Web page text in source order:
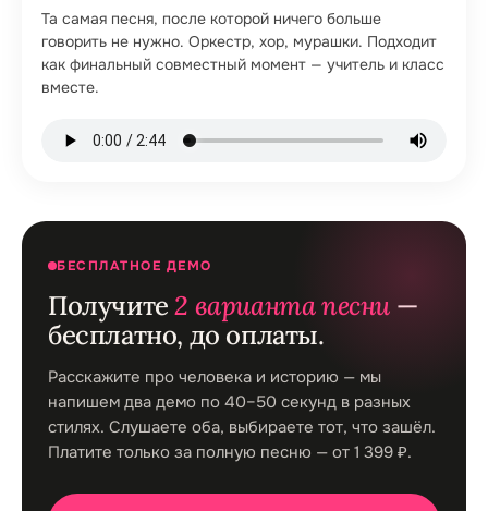
Та самая песня, после которой ничего больше
говорить не нужно. Оркестр, хор, мурашки. Подходит
как финальный совместный момент — учитель и класс
вместе.
БЕСПЛАТНОЕ ДЕМО
Получите2 варианта песни —
бесплатно, до оплаты.
Расскажите про человека и историю — мы
напишем два демо по 40–50 секунд в разных
стилях. Слушаете оба, выбираете тот, что зашёл.
Платите только за полную песню — от 1 399 ₽.